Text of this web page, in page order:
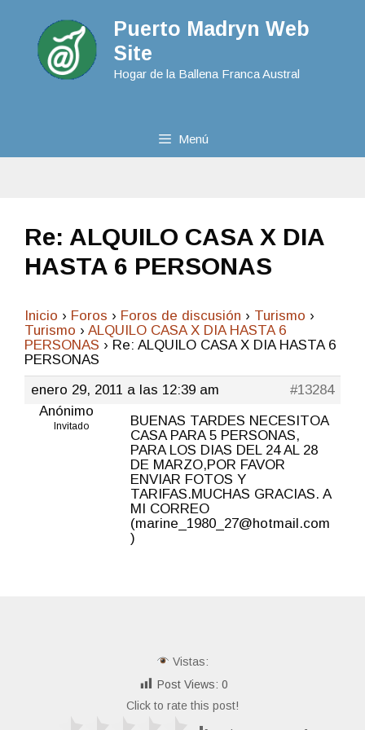
Puerto Madryn Web
Site
Hogar de la Ballena Franca Austral
Menú
Re: ALQUILO CASA X DIA
HASTA 6 PERSONAS
Inicio › Foros › Foros de discusión › Turismo ›
Turismo › ALQUILO CASA X DIA HASTA 6
PERSONAS › Re: ALQUILO CASA X DIA HASTA 6
PERSONAS
enero 29, 2011 a las 12:39 am
#13284
Anónimo
Invitado
BUENAS TARDES NECESITOA
CASA PARA 5 PERSONAS,
PARA LOS DIAS DEL 24 AL 28
DE MARZO,POR FAVOR
ENVIAR FOTOS Y
TARIFAS.MUCHAS GRACIAS. A
MI CORREO
(marine_1980_27@hotmail.com
)
Vistas:
Post Views: 0
Click to rate this post!